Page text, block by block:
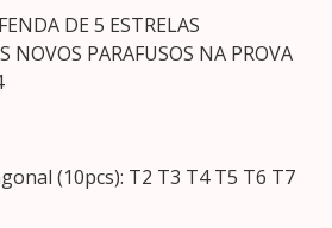
DE 5 ESTRELAS
NOVOS PARAFUSOS NA PROVA
(10pcs): T2 T3 T4 T5 T6 T7